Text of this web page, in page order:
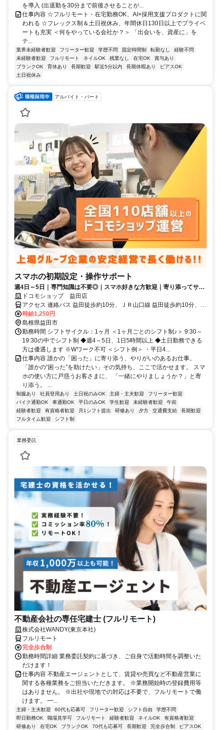
を導入 (出退勤を30分まで前後させることが...
仕事内容 ☆フルリモート・在宅勤務OK、AI×採用支援プロダクトに関
われる ☆フレックス制＆土日祝休み、年間休日130日以上でプライベ
ートも充実 ＜何をやっている会社か？＞ 「出会いを、資産に」を
テ...
業界未経験者歓迎 フリーター歓迎 学歴不問 固定時間制 転勤なし
経験不問
未経験者歓迎
フルリモート ネイルOK 残業なし 在宅OK
賞与あり
ブランクOK
育休あり 長期歓迎 駅近5分以内 長期休暇あり
ピアスOK
土日祝休み
アルバイト・パート
スマホの初期設定・操作サポート
週4日～5日｜専門知識は不要◎｜スマホ好きな方歓迎｜寄り添ってサポ
ートするお仕事！
ドコモショップ 益田店
アクセス 連絡バス 益田徒歩約10分、ＪＲ山口線 益田徒歩約10分、Ｊ
Ｒ山陰本線 益田徒歩約10分
時給1,250円
島根県益田市
勤務時間 シフトサイクル：1ヶ月 ＜1ヶ月ごとのシフト制♪＞ 9:30～
19:30の中でシフト制 ◆週4～5日、1日5時間以上 ◆土日勤務できる
方は優遇します ※Wワーク不可 ＜シフト例＞ ・平日4...
仕事内容 誰かの「困った」に寄り添う、やりがいのあるお仕事。
「誰かの“困った”を助けたい」その気持ち、ここで活かせます。 スマ
ホの使い方に戸惑うお客さまに、 「一緒にやりましょうか？」と寄
り添う。 ...
制服あり 社員登用あり 土日祝のみOK 主婦・主夫歓迎
フリーター歓迎
バイク通勤OK
車通勤OK 平日のみOK 学生歓迎 未経験者歓迎
午前
経験者歓迎
有資格者歓迎 月1シフト提出 研修あり 夕方 交通費支給
長期歓迎
フルタイム歓迎
シフト制
業務委託
不動産会社の専任宅建士 (フルリモート)
株式会社WANDY(東京本社)
フルリモート
完全歩合制
勤務時間詳細 業務委託契約に基づき、ご自身で活動時間を調整いた
だけます！
仕事内容 不動産エージェントとして、賃貸や売買など不動産営業に
関する各種業務をご担当いただきます。 ※業務開始時の登録費用等
はありません。 ※出社や現地での対応は不要で、フルリモートで働
けます。 ━...
主婦・主夫歓迎 60代も応募可 フリーター歓迎 シフト自由
学歴不問
即日勤務OK
職場見学可 フルリモート 経験者歓迎 ネイルOK
有資格者歓迎
研修あり
在宅OK ブランクOK 70代も応募可 長期歓迎 完全歩合制
ピアスOK